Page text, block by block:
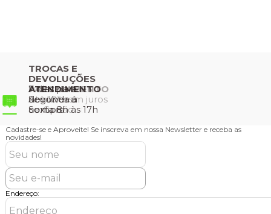
FRETE
GRÁTIS
Configura o
regulamento
PARCELAMENTO
Até 10* sem juros
no Cartão
TROCAS E
DEVOLUÇÕES
7 dias para
devolver a
compra
ATENDIMENTO
Segunda à
Sexta 8h às 17h
Cadastre-se e Aproveite! Se inscreva em nossa Newsletter e receba as
novidades!
Endereço: